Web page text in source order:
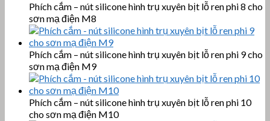
Phích cắm – nút silicone hình trụ xuyên bịt lỗ ren phi 8 cho
sơn mạ điện M8
Phích cắm – nút silicone hình trụ xuyên bịt lỗ ren phi 9 cho
sơn mạ điện M9
Phích cắm – nút silicone hình trụ xuyên bịt lỗ ren phi 10
cho sơn mạ điện M10